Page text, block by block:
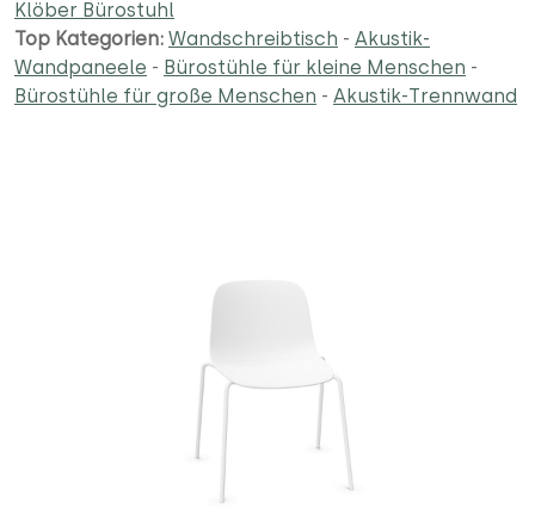
Klöber Bürostuhl
Top Kategorien: Wandschreibtisch - Akustik-
Wandpaneele - Bürostühle für kleine Menschen -
Bürostühle für große Menschen - Akustik-Trennwand